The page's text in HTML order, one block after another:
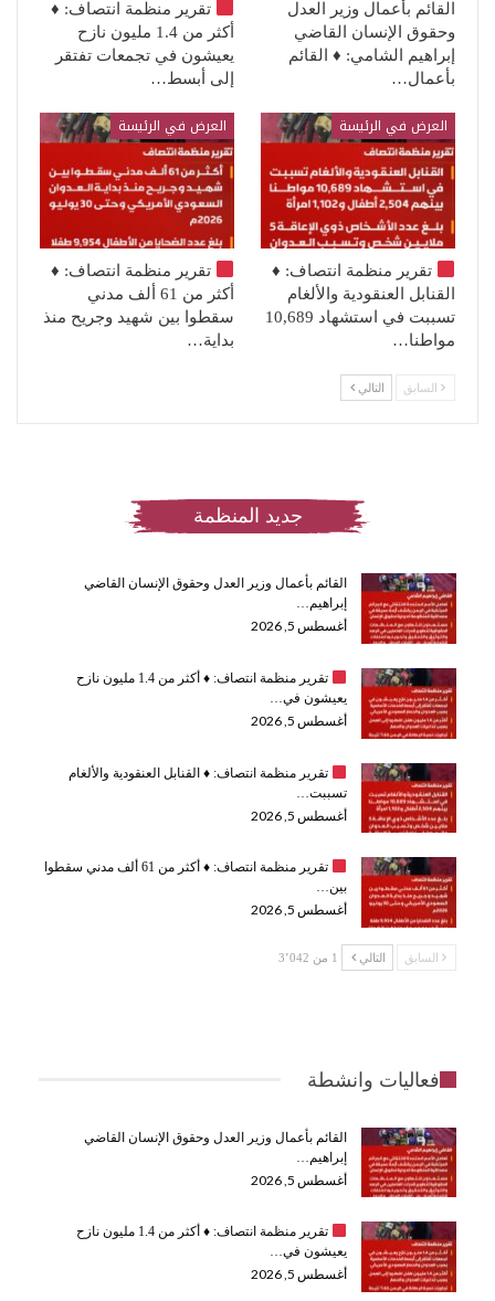
القائم بأعمال وزير العدل
وحقوق الإنسان القاضي
إبراهيم الشامي: ♦️ القائم
بأعمال…
تقرير منظمة انتصاف: ♦️
أكثر من 1.4 مليون نازح
يعيشون في تجمعات تفتقر
إلى أبسط…
العرض في الرئيسة
تقرير منظمة انتصاف: ♦️
القنابل العنقودية والألغام
تسببت في استشهاد 10,689
مواطنا…
العرض في الرئيسة
تقرير منظمة انتصاف: ♦️
أكثر من 61 ألف مدني
سقطوا بين شهيد وجريح منذ
بداية…
السابق التالي
جديد المنظمة
القائم بأعمال وزير العدل وحقوق الإنسان القاضي
إبراهيم…
أغسطس 5, 2026
تقرير منظمة انتصاف: ♦️
أكثر من 1.4 مليون نازح
يعيشون في…
أغسطس 5, 2026
تقرير منظمة انتصاف: ♦️القنابل العنقودية والألغام
تسببت…
أغسطس 5, 2026
تقرير منظمة انتصاف: ♦️
أكثر من 61 ألف مدني سقطوا
بين…
أغسطس 5, 2026
السابق التالي 1 من 3٬042
فعاليات وانشطة
القائم بأعمال وزير العدل وحقوق الإنسان القاضي
إبراهيم…
أغسطس 5, 2026
تقرير منظمة انتصاف: ♦️
أكثر من 1.4 مليون نازح
يعيشون في…
أغسطس 5, 2026